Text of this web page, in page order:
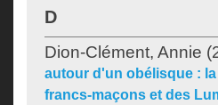
D
Dion-Clément, Annie
autour d'un obélisque :
francs-maçons et des